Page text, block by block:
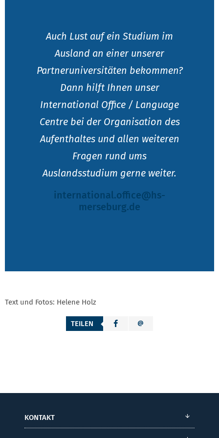
Auch Lust auf ein Studium im
Ausland an einer unserer
Partneruniversitäten bekommen?
Dann hilft Ihnen unser
International Office / Language
Centre bei der Organisation des
Aufenthaltes und allen weiteren
Fragen rund ums
Auslandsstudium gerne weiter.
international.office@hs-
merseburg.de
Text und Fotos: Helene Holz
TEILEN
KONTAKT